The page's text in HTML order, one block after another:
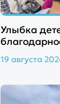
Улыбка
19 августа